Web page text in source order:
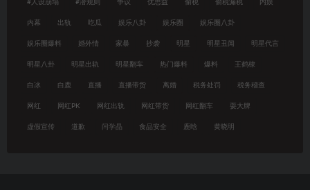
#人设崩塌 #潜规则 争议 优思益 偷税 偷税漏税 内娱
内幕 出轨 吃瓜 娱乐八卦 娱乐圈 娱乐圈八卦
娱乐圈爆料 婚外情 家暴 抄袭 明星 明星丑闻 明星代言
明星八卦 明星出轨 明星翻车 热门爆料 爆料 王鹤棣
白冰 白鹿 直播 直播带货 离婚 税务处罚 税务稽查
网红 网红PK 网红出轨 网红带货 网红翻车 耍大牌
虚假宣传 道歉 闫学晶 食品安全 鹿晗 黄晓明